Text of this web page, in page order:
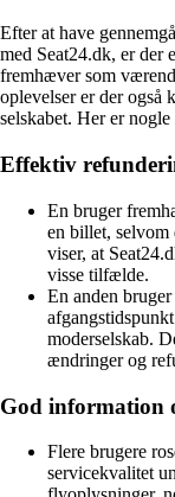
Efter at have
med Seat24.dk, er der
fremhæver som
oplevelser er der også
selskabet. Her er
Effektiv
En bruger
en billet, selvom
viser, at
visse tilfælde.
En anden
moderselskab.
ændringer og
God information
Flere brugere
servicekvalitet